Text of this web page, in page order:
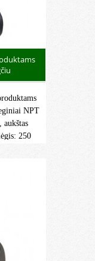
NPT
aukštas
250
22.